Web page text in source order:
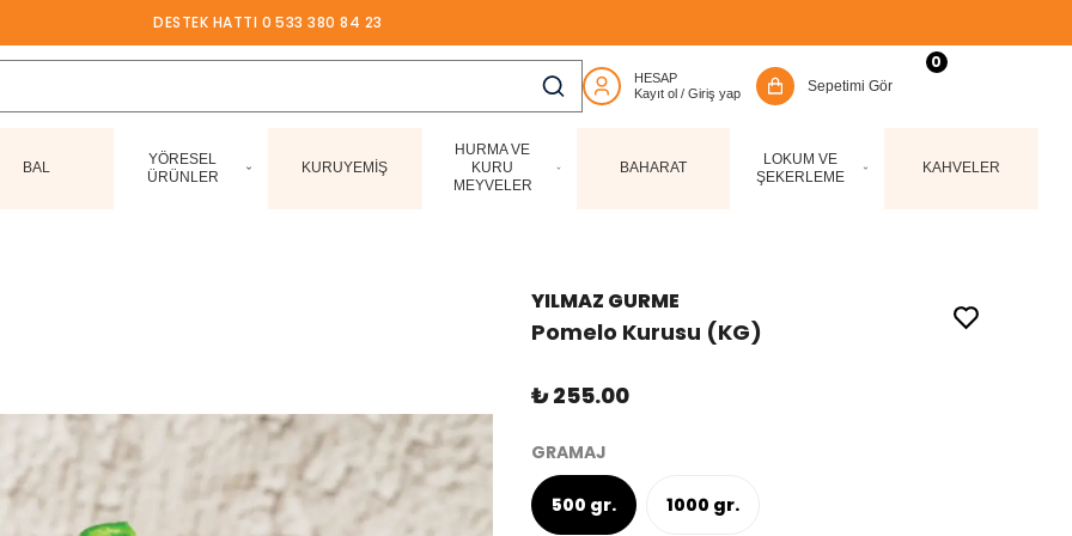
DESTEK HATTI 0 533 380 84 23
BAL
YÖRESEL
ÜRÜNLER
KURUYEMİŞ
HURMA VE
KURU
MEYVELER
BAHARAT
LOKUM VE
ŞEKERLEME
KAHVELER
0
YILMAZ GURME
Pomelo Kurusu (KG)
₺ 255.00
GRAMAJ
500 gr. 1000 gr.